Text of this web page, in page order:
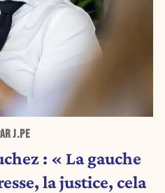
J.PE
: « La gauche
la justice, cela